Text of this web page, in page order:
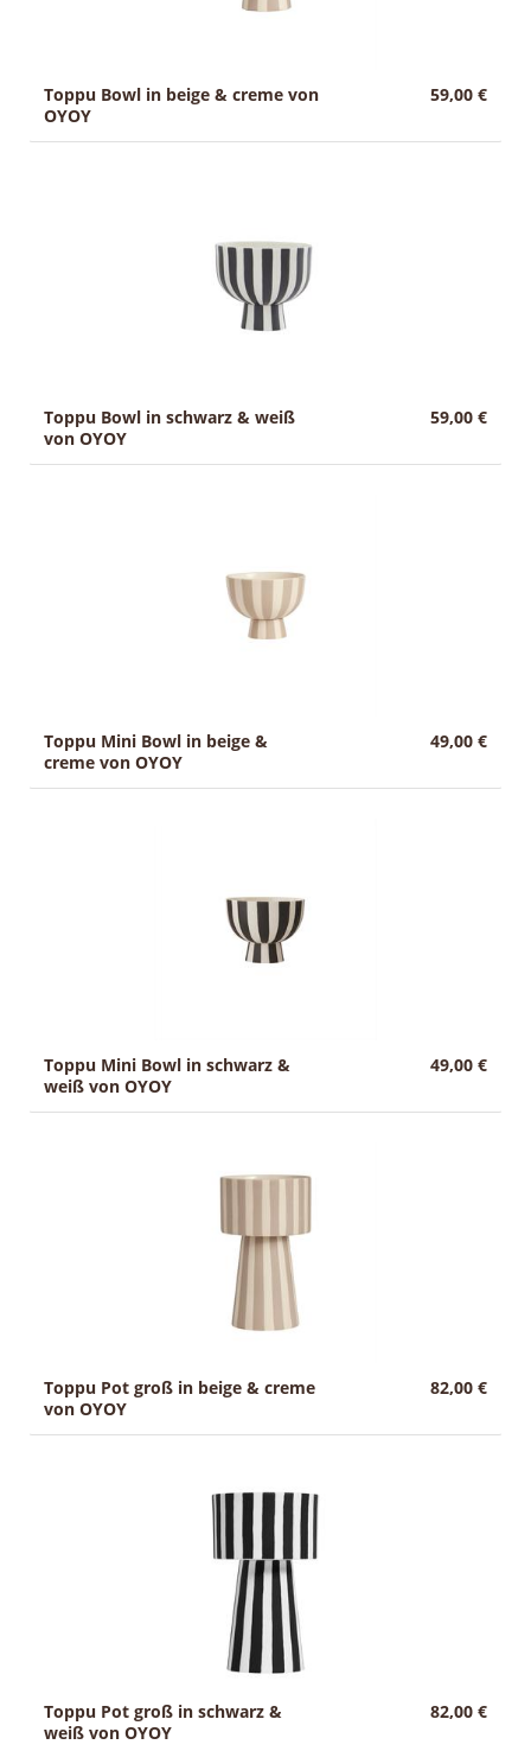
Toppu Bowl in beige & creme von
OYOY
59,00 €
Toppu Bowl in schwarz & weiß
von OYOY
59,00 €
Toppu Mini Bowl in beige &
creme von OYOY
49,00 €
Toppu Mini Bowl in schwarz &
weiß von OYOY
49,00 €
Toppu Pot groß in beige & creme
von OYOY
82,00 €
Toppu Pot groß in schwarz &
weiß von OYOY
82,00 €